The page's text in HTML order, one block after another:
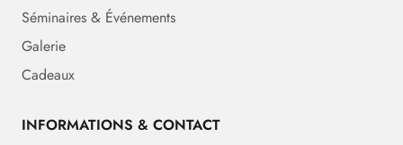
Séminaires & Événements
Galerie
Cadeaux
INFORMATIONS & CONTACT